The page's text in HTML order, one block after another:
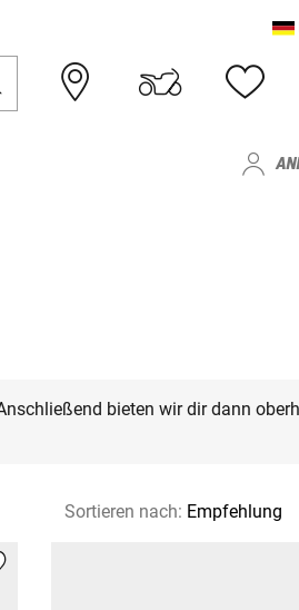
bieten wir dir dann
Sortieren nach: